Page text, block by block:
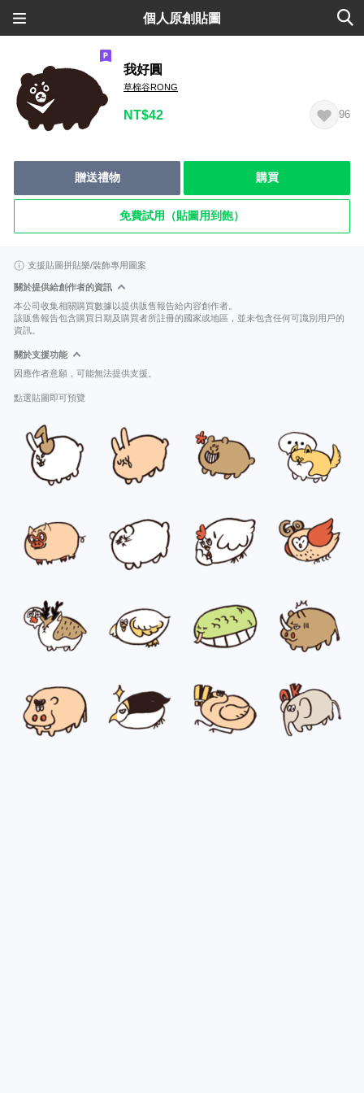
個人原創貼圖
我好圓
草棉谷RONG
NT$42 96
贈送禮物 購買
免費試用（貼圖用到飽）
支援貼圖拼貼樂/裝飾專用圖案
關於提供給創作者的資訊
本公司收集相關購買數據以提供販售報告給內容創作者。
該販售報告包含購買日期及購買者所註冊的國家或地區，並未包含任何可識別用戶的
資訊。
關於支援功能
因應作者意願，可能無法提供支援。
點選貼圖即可預覽